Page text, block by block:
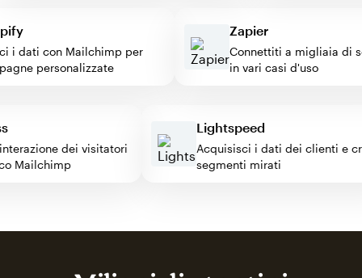
dati con Mailchimp per
personalizzate
Zapier
Connettiti a migliaia di
in vari casi d'uso
l'interazione dei visitatori
Mailchimp
Lightspeed
Acquisisci i dati dei clienti
segmenti mirati